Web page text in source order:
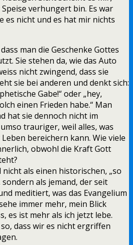
verhungert bin. Es war
es nicht und es hat mir nichts
man die Geschenke Gottes
Sie stehen da, wie das Auto
nicht zwingend, dass sie
sie bei anderen und denkt sich:
Gabe!“ oder „hey,
einen Frieden habe.“ Man
hat sie dennoch nicht im
trauriger, weil alles, was
bereichern kann. Wie viele
obwohl die Kraft Gott
als einen historischen, „so
als jemand, der seit
meditiert, was das Evangelium
immer mehr, mein Blick
es ist mehr als ich jetzt lebe.
dass wir es nicht ergriffen